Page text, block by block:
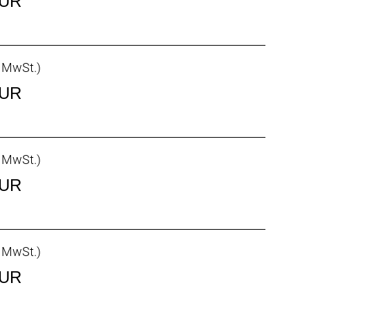
den Transport von zusätzlicher
Der Powermeter misst deine
perfekt auf deine Ziele abstimmen
Ride Tuned-Sitzturm, Kettenführung, T47-
Mount-Scheibenbremsaufnahme,